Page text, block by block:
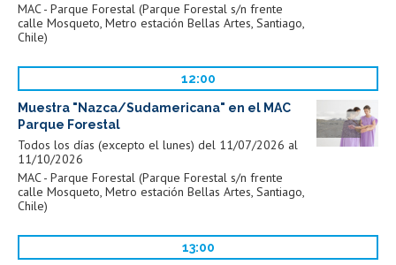
MAC - Parque Forestal (Parque Forestal s/n frente
calle Mosqueto, Metro estación Bellas Artes, Santiago,
Chile)
12:00
Muestra "Nazca/Sudamericana" en el MAC
Parque Forestal
Todos los días (excepto el lunes) del 11/07/2026 al
11/10/2026
MAC - Parque Forestal (Parque Forestal s/n frente
calle Mosqueto, Metro estación Bellas Artes, Santiago,
Chile)
13:00